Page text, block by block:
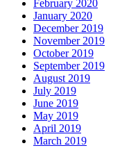
February 2020
January 2020
December 2019
November 2019
October 2019
September 2019
August 2019
July 2019
June 2019
May 2019
April 2019
March 2019